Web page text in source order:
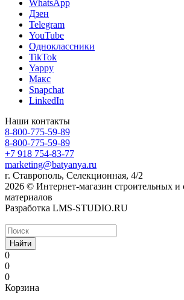
WhatsApp
Дзен
Telegram
YouTube
Одноклассники
TikTok
Yappy
Макс
Snapchat
LinkedIn
Наши контакты
8-800-775-59-89
8-800-775-59-89
+7 918 754-83-77
marketing@batyanya.ru
г. Ставрополь, Селекционная, 4/2
2026 © Интернет-магазин строительных и
материалов
Разработка LMS-STUDIO.RU
Найти
0
0
0
Корзина